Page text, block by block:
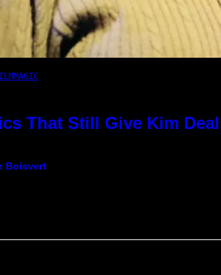
That Still Give Kim
Boisvert